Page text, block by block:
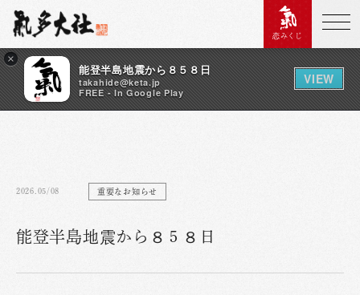
×
能登半島地震から８５８日
takahide@keta.jp
FREE - In Google Play
VIEW
恋みくじ
2026.05/08 重要なお知らせ
能登半島地震から８５８日